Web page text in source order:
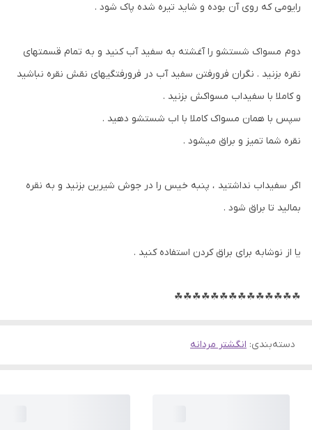
رایومی که روی آن بوده و شاید تیره شده پاک شود .
دوم مسواک شستشو را آغشته به سفید آب کنید و به تمام قسمتهای
نقره بزنید . نگران فرورفتن سفید آب در فرورفتگیهای نقش نقره نباشید
و کاملا با سفیداب مسواکش بزنید .
سپس با همان مسواک کاملا با اب شستشو دهید .
نقره شما تمیز و براق میشود .
اگر سفیداب نداشتید ، پنبه خیس را در جوش شیرین بزنید و به نقره
بمالید تا براق شود .
یا از نوشابه برای براق کردن استفاده کنید .
☘☘☘☘☘☘☘☘☘☘☘☘☘☘
دسته‌بندی: انگشتر مردانه